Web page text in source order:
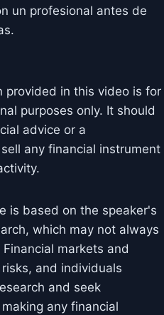
un profesional antes de
provided in this video is for
purposes only. It should
advice or a
any financial instrument
is based on the speaker's
which may not always
markets and
and individuals
and seek
any financial